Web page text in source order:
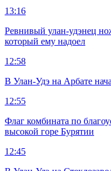
13:16
Ревнивый улан-удэнец
который ему надоел
12:58
В Улан-Удэ на Арбате
12:55
Флаг комбината по
высокой горе Бурятии
12:45